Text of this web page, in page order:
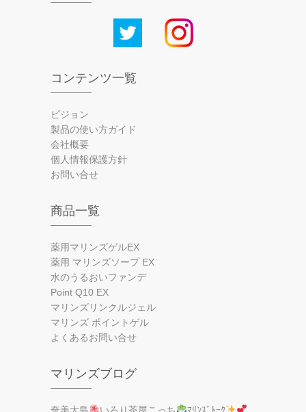
コンテンツ一覧
ビジョン
製品の使い方ガイド
会社概要
個人情報保護方針
お問い合せ
商品一覧
薬用マリンズゲルEX
薬用 マリンズソープ EX
水のうるおいファンデ
Point Q10 EX
マリンズリンクルジェル
マリンズ ポイントゲル
よくあるお問い合せ
マリンズブログ